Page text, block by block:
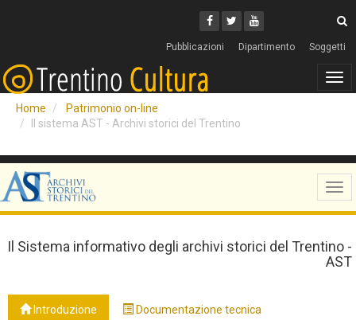
Facebook
Twitter
Youtube
Pubblicazioni Dipartimento Soggetti
Home
Patrimonio on-line
Il sistema AST - Archivi storici del Trentino
Il Sistema informativo degli archivi storici del Trentino -
AST
Introduzione Documentazione tecnica